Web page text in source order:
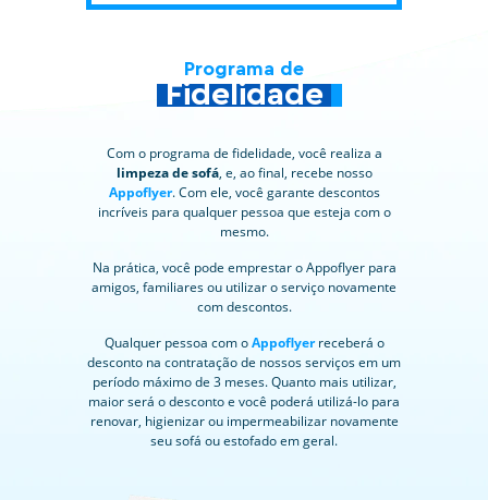
Programa de
Fidelidade
Com o programa de fidelidade, você realiza a
limpeza de sofá, e, ao final, recebe nosso
Appoflyer. Com ele, você garante descontos
incríveis para qualquer pessoa que esteja com o
mesmo.
Na prática, você pode emprestar o Appoflyer para
amigos, familiares ou utilizar o serviço novamente
com descontos.
Qualquer pessoa com oAppoflyerreceberá o
desconto na contratação de nossos serviços em um
período máximo de 3 meses. Quanto mais utilizar,
maior será o desconto e você poderá utilizá-lo para
renovar, higienizar ou impermeabilizar novamente
seu sofá ou estofado em geral.